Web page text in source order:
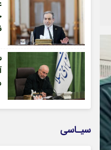
سیـاسی